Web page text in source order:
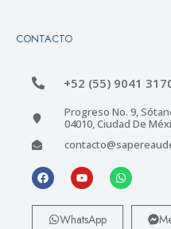
CONTACTO
+52 (55) 9041
Progreso No. 9,
04010, Ciudad De
WhatsApp